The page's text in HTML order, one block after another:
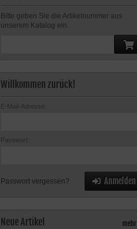
Bitte geben Sie die Artikelnummer aus
unserem Katalog ein.
Willkommen zurück!
E-Mail-Adresse:
Passwort:
Passwort vergessen? Anmelden
Neue Artikel mehr